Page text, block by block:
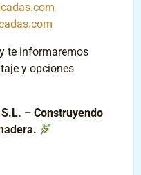
te informaremos
y opciones
– Construyendo